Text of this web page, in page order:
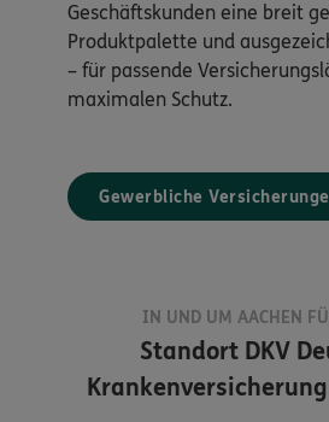
Geschäftskunden eine breit
Produktpalette und
– für passende
maximalen Schutz.
Gewerbliche
IN UND UM AACHEN
Standort DKV